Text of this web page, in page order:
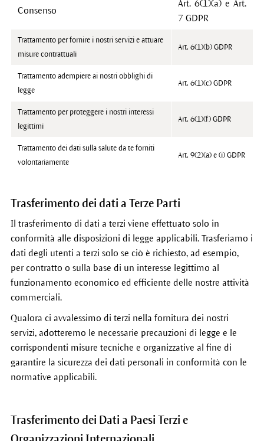
Consenso
Art. 6(1)(a) e Art.
7 GDPR
Trattamento per fornire i nostri servizi e attuare
misure contrattuali
Art. 6(1)(b) GDPR
Trattamento adempiere ai nostri obblighi di
legge
Art. 6(1)(c) GDPR
Trattamento per proteggere i nostri interessi
legittimi
Art. 6(1)(f) GDPR
Trattamento dei dati sulla salute da te forniti
volontariamente
Art. 9(2)(a) e (i) GDPR
Trasferimento dei dati a Terze Parti
Il trasferimento di dati a terzi viene effettuato solo in
conformità alle disposizioni di legge applicabili. Trasferiamo i
dati degli utenti a terzi solo se ciò è richiesto, ad esempio,
per contratto o sulla base di un interesse legittimo al
funzionamento economico ed efficiente delle nostre attività
commerciali.
Qualora ci avvalessimo di terzi nella fornitura dei nostri
servizi, adotteremo le necessarie precauzioni di legge e le
corrispondenti misure tecniche e organizzative al fine di
garantire la sicurezza dei dati personali in conformità con le
normative applicabili.
Trasferimento dei Dati a Paesi Terzi e